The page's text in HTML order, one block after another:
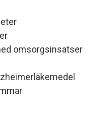
omsorgsinsatser